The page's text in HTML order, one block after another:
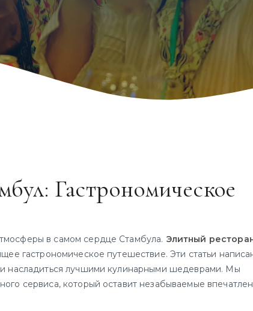
Гастрономическое
в самом сердце Стамбула. Элитный
гастрономическое путешествие. Эти статьи
насладиться лучшими кулинарными шедеврами. Мы
сервиса, который оставит незабываемые